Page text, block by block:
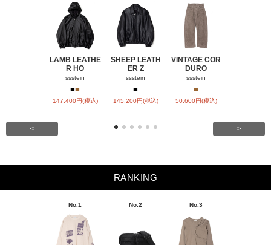
LAMB LEATHE
R HO
ssstein
■■
147,400円(税込)
SHEEP LEATH
ER Z
ssstein
■
145,200円(税込)
VINTAGE COR
DURO
ssstein
■
50,600円(税込)
< >
RANKING
No.1 No.2 No.3